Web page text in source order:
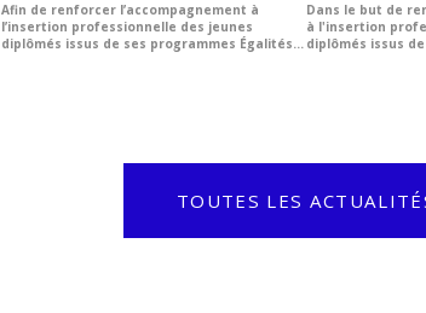
Afin de renforcer l’accompagnement à
l’insertion professionnelle des jeunes
diplômés issus de ses programmes Égalités...
Dans le but de
à l'insertion
diplômés issus
TOUTES LES